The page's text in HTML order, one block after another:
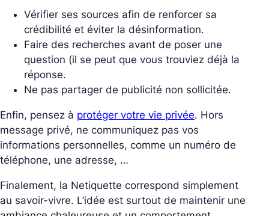
Vérifier ses sources afin de renforcer sa
crédibilité et éviter la désinformation.
Faire des recherches avant de poser une
question (il se peut que vous trouviez déjà la
réponse.
Ne pas partager de publicité non sollicitée.
Enfin, pensez à protéger votre vie privée. Hors
message privé, ne communiquez pas vos
informations personnelles, comme un numéro de
téléphone, une adresse, …
Finalement, la Netiquette correspond simplement
au savoir-vivre. L’idée est surtout de maintenir une